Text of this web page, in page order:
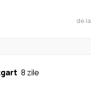
de la
8 zile